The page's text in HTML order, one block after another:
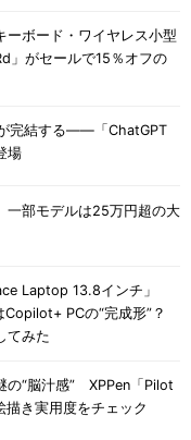
ーボード・ワイヤレス小型
」がセールで15％オフの
完結する――「ChatGPT
場
一部モデルは25万円超の大
Laptop 13.8インチ」
Copilot+ PCの“完成形”？
てみた
の“脳汁感” XPPen「Pilot
き実用度をチェック